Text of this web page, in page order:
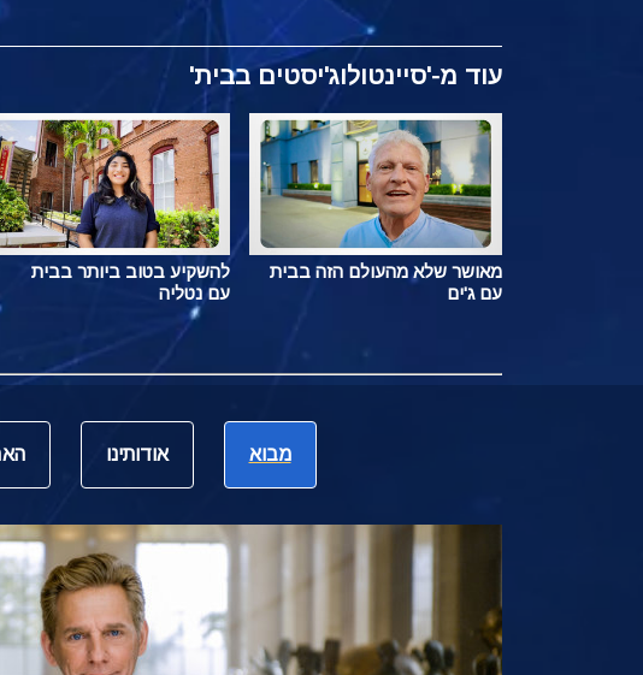
עוד מ-'סיינטולוג'יסטים בבית'
מאושר שלא מהעולם הזה בבית
עם ג'ים
להשקיע בטוב ביותר בבית
עם נטליה
מבוא אודותינו